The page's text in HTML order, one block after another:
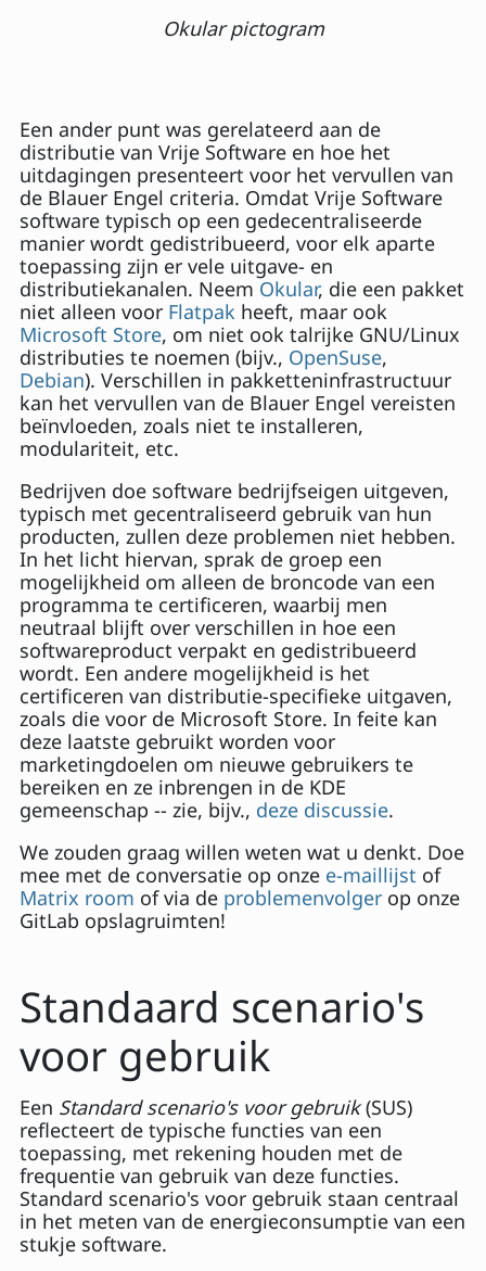
Okular pictogram
Een ander punt was gerelateerd aan de
distributie van Vrije Software en hoe het
uitdagingen presenteert voor het vervullen van
de Blauer Engel criteria. Omdat Vrije Software
software typisch op een gedecentraliseerde
manier wordt gedistribueerd, voor elk aparte
toepassing zijn er vele uitgave- en
distributiekanalen. Neem Okular, die een pakket
niet alleen voor Flatpak heeft, maar ook
Microsoft Store, om niet ook talrijke GNU/Linux
distributies te noemen (bijv., OpenSuse,
Debian). Verschillen in pakketteninfrastructuur
kan het vervullen van de Blauer Engel vereisten
beïnvloeden, zoals niet te installeren,
modulariteit, etc.
Bedrijven doe software bedrijfseigen uitgeven,
typisch met gecentraliseerd gebruik van hun
producten, zullen deze problemen niet hebben.
In het licht hiervan, sprak de groep een
mogelijkheid om alleen de broncode van een
programma te certificeren, waarbij men
neutraal blijft over verschillen in hoe een
softwareproduct verpakt en gedistribueerd
wordt. Een andere mogelijkheid is het
certificeren van distributie-specifieke uitgaven,
zoals die voor de Microsoft Store. In feite kan
deze laatste gebruikt worden voor
marketingdoelen om nieuwe gebruikers te
bereiken en ze inbrengen in de KDE
gemeenschap -- zie, bijv., deze discussie.
We zouden graag willen weten wat u denkt. Doe
mee met de conversatie op onze e-maillijst of
Matrix room of via de problemenvolger op onze
GitLab opslagruimten!
Standaard scenario's
voor gebruik
Een Standard scenario's voor gebruik(SUS)
reflecteert de typische functies van een
toepassing, met rekening houden met de
frequentie van gebruik van deze functies.
Standard scenario's voor gebruik staan centraal
in het meten van de energieconsumptie van een
stukje software.